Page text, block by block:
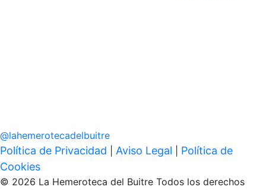
@lahemerotecadelbuitre
Política de Privacidad Aviso Legal
Política de
Cookies
© 2026 La Hemeroteca del Buitre Todos los derechos